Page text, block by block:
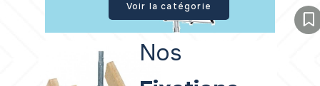
Voir la catégorie
Nos